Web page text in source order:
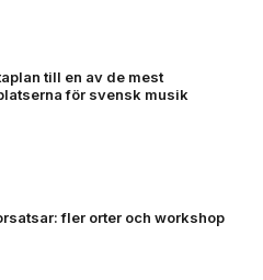
till en av de mest
för svensk musik
fler orter och workshop